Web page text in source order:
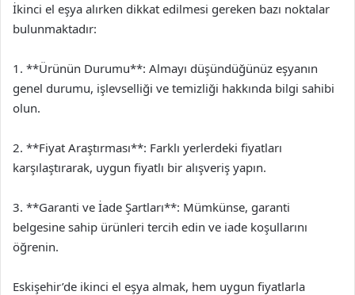
İkinci el eşya alırken dikkat edilmesi gereken bazı noktalar
bulunmaktadır:
1. **Ürünün Durumu**: Almayı düşündüğünüz eşyanın
genel durumu, işlevselliği ve temizliği hakkında bilgi sahibi
olun.
2. **Fiyat Araştırması**: Farklı yerlerdeki fiyatları
karşılaştırarak, uygun fiyatlı bir alışveriş yapın.
3. **Garanti ve İade Şartları**: Mümkünse, garanti
belgesine sahip ürünleri tercih edin ve iade koşullarını
öğrenin.
Eskişehir’de ikinci el eşya almak, hem uygun fiyatlarla